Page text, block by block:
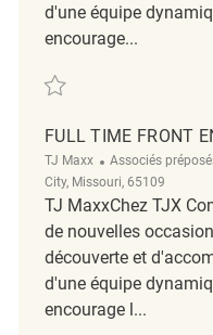
d'une équipe
encourage...
Sauvegarder Front End
FULL TIME FRONT
TJ Maxx Catégorie
Associés
City, Missouri, 65109
TJ MaxxChez TJX
de nouvelles
découverte et
d'une équipe
encourage l...